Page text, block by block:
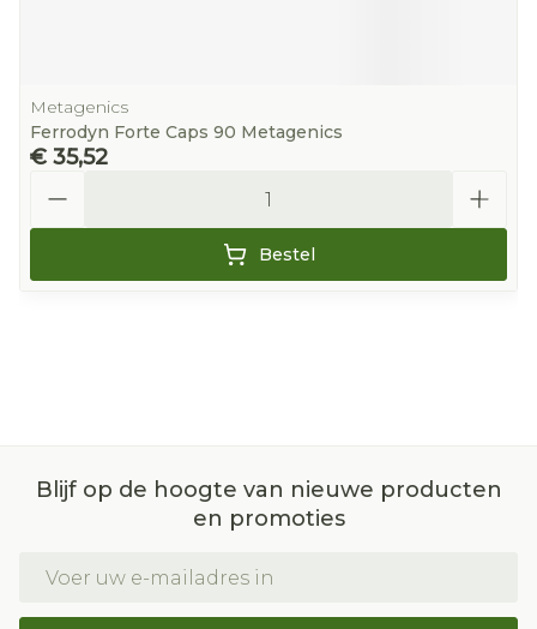
Metagenics
Ferrodyn Forte Caps 90 Metagenics
€ 35,52
Bestel
Blijf op de hoogte van nieuwe producten
en promoties